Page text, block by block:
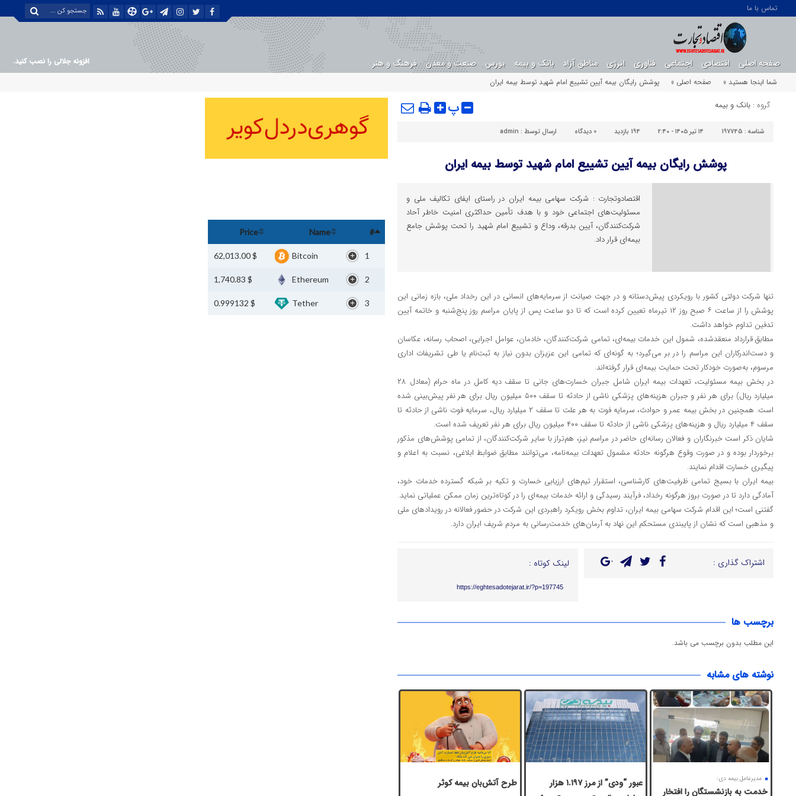
تماس با ما
صفحه اصلی اقتصادی اجتماعی فناوری انرژی مناطق آزاد بانک و بیمه بورس صنعت و معدن فرهنگ و هنر
افزونه جلالی را نصب کنید.
شما اینجا هستید »
صفحه اصلی » پوشش رایگان بیمه‌ آیین تشییع امام شهید توسط بیمه ایران
گروه : بانک و بیمه پ
شناسه : 197745 ۱۴ تیر ۱۴۰۵ - ۲:۴۰ 194 بازدید 0 دیدگاه ارسال توسط : admin
پوشش رایگان بیمه‌ آیین تشییع امام شهید توسط بیمه ایران
اقتصادوتجارت : شرکت سهامی بیمه ایران در راستای ایفای تکالیف ملی و
مسئولیت‌های اجتماعی خود و با هدف تأمین حداکثری امنیت خاطر آحاد
شرکت‌کنندگان، آیین بدرقه، وداع و تشییع امام شهید را تحت پوشش جامع
بیمه‌ای قرار داد.
تنها شرکت دولتی کشور با رویکردی پیش‌دستانه و در جهت صیانت از سرمایه‌های انسانی در این رخداد ملی، بازه زمانی این
پوشش را از ساعت ۶ صبح روز ۱۲ تیرماه تعیین کرده است که تا دو ساعت پس از پایان مراسم روز پنج‌شنبه و خاتمه آیین
تدفین تداوم خواهد داشت.
مطابق قرارداد منعقدشده، شمول این خدمات بیمه‌ای، تمامی شرکت‌کنندگان، خادمان، عوامل اجرایی، اصحاب رسانه، عکاسان
و دست‌اندرکاران این مراسم را در بر می‌گیرد؛ به گونه‌ای که تمامی این عزیزان بدون نیاز به ثبت‌نام یا طی تشریفات اداری
مرسوم، به‌صورت خودکار تحت حمایت بیمه‌ای قرار گرفته‌اند.
در بخش بیمه مسئولیت، تعهدات بیمه ایران شامل جبران خسارت‌های جانی تا سقف دیه کامل در ماه حرام (معادل ۲۸
میلیارد ریال) برای هر نفر و جبران هزینه‌های پزشکی ناشی از حادثه تا سقف ۵۰۰ میلیون ریال برای هر نفر پیش‌بینی شده
است. همچنین در بخش بیمه عمر و حوادث، سرمایه فوت به هر علت تا سقف ۲ میلیارد ریال، سرمایه فوت ناشی از حادثه تا
سقف ۴ میلیارد ریال و هزینه‌های پزشکی ناشی از حادثه تا سقف ۴۰۰ میلیون ریال برای هر نفر تعریف شده است.
شایان ذکر است خبرنگاران و فعالان رسانه‌ای حاضر در مراسم نیز، هم‌تراز با سایر شرکت‌کنندگان، از تمامی پوشش‌های مذکور
برخوردار بوده و در صورت وقوع هرگونه حادثه مشمول تعهدات بیمه‌نامه، می‌توانند مطابق ضوابط ابلاغی، نسبت به اعلام و
پیگیری خسارت اقدام نمایند.
بیمه ایران با بسیج تمامی ظرفیت‌های کارشناسی، استقرار تیم‌های ارزیابی خسارت و تکیه بر شبکه گسترده خدمات خود،
آمادگی دارد تا در صورت بروز هرگونه رخداد، فرآیند رسیدگی و ارائه خدمات بیمه‌ای را در کوتاه‌ترین زمان ممکن عملیاتی نماید.
گفتنی است؛ این اقدام شرکت سهامی بیمه ایران، تداوم بخش رویکرد راهبردی این شرکت در حضور فعالانه در رویدادهای ملی
و مذهبی است که نشان از پایبندی مستحکم این نهاد به آرمان‌های خدمت‌رسانی به مردم شریف ایران دارد.
اشتراک گذاری : لینک کوتاه :
https://eghtesadotejarat.ir/?p=197745
برچسب ها
این مطلب بدون برچسب می باشد.
نوشته های مشابه
مدیرعامل بیمه دی:
خدمت به بازنشستگان‌ را افتخار
عبور “ودی” از مرز ۱.۱۹۷ هزار
طرح آتش‌بان بیمه کوثر
#
Name
Price
1
Bitcoin
$ 62,013.00
2
Ethereum
$ 1,740.83
3
Tether
$ 0.999132